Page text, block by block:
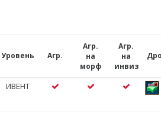
Уровень Агр.
Агр.
на
морф
Агр.
на
инвиз
ИВЕНТ